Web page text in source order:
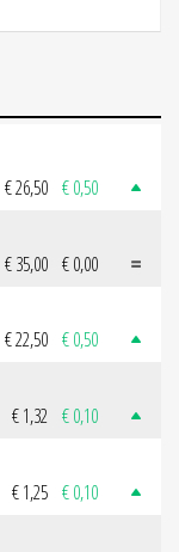
€ 26,50 € 0,50
€ 35,00 € 0,00
€ 22,50 € 0,50
€ 1,32 € 0,10
€ 1,25 € 0,10